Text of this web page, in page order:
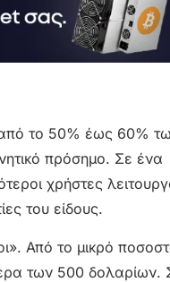
από το 50% έως 60%
πρόσημο. Σε ένα
χρήστες
του είδους.
Από το μικρό
των 500 δολαρίων.